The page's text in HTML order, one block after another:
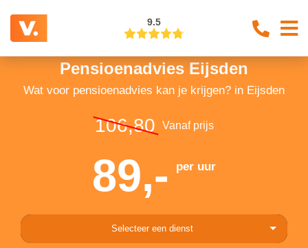
9.5
Pensioenadvies Eijsden
Wat voor pensioenadvies kan je krijgen? in Eijsden
106,80 Vanaf prijs
89,- per uur
Selecteer een dienst